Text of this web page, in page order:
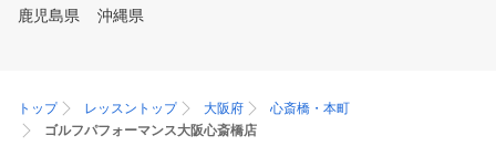
鹿児島県
沖縄県
トップ レッスントップ 大阪府
心斎橋・本町
ゴルフパフォーマンス大阪心斎橋店